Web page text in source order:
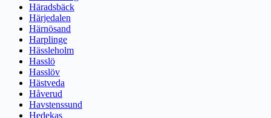
Häradsbäck
Härjedalen
Härnösand
Harplinge
Hässleholm
Hasslö
Hasslöv
Hästveda
Håverud
Havstenssund
Hedekas